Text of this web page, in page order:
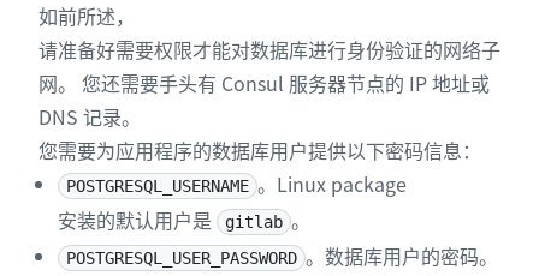
如前所述，
请准备好需要权限才能对数据库进行身份验证的网络子
网。 您还需要手头有 Consul 服务器节点的 IP 地址或
DNS 记录。
您需要为应用程序的数据库用户提供以下密码信息：
POSTGRESQL_USERNAME 。Linux package
安装的默认用户是
gitlab 。
POSTGRESQL_USER_PASSWORD 。数据库用户的密码。